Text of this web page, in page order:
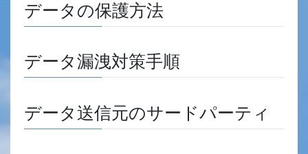
データの保護方法
データ漏洩対策手順
データ送信元のサードパーティ